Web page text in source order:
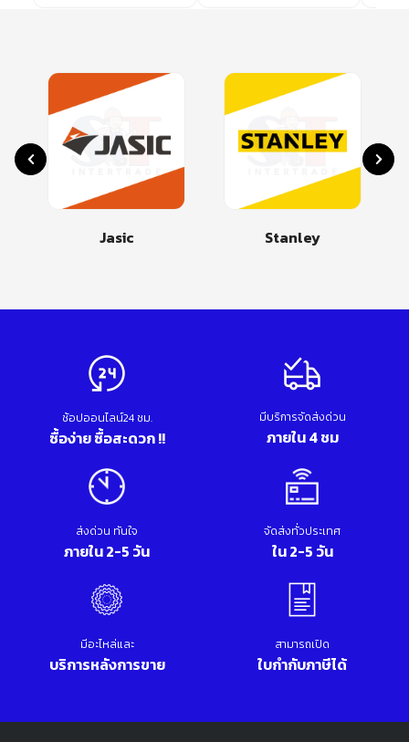
Jasic Stanley
ช้อปออนไลน์24 ชม.
ซื้อง่าย ซื้อสะดวก !!
มีบริการจัดส่งด่วน
ภายใน 4 ชม
ส่งด่วน ทันใจ
ภายใน 2-5 วัน
จัดส่งทั่วประเทศ
ใน 2-5 วัน
มีอะไหล่และ
บริการหลังการขาย
สามารถเปิด
ใบกำกับภาษีได้